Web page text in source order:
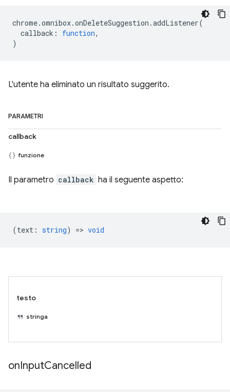
chrome.omnibox.onDeleteSuggestion .addListener(
callback : function,
)
L'utente ha eliminato un risultato suggerito.
PARAMETRI
callback
funzione
Il parametro callback ha il seguente aspetto:
(text : string) => void
testo
stringa
onInputCancelled